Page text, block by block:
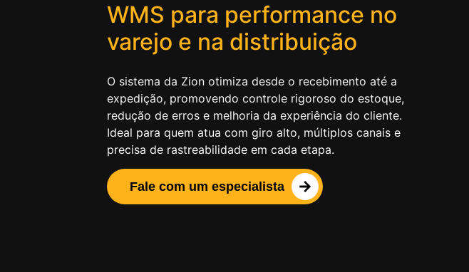
WMS para performance no
varejo e na distribuição
O sistema da Zion otimiza desde o recebimento até a
expedição, promovendo controle rigoroso do estoque,
redução de erros e melhoria da experiência do cliente.
Ideal para quem atua com giro alto, múltiplos canais e
precisa de rastreabilidade em cada etapa.
Fale com um especialista